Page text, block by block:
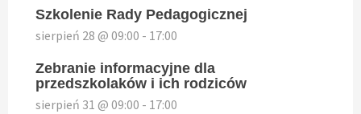
Szkolenie Rady Pedagogicznej
sierpień 28 @ 09:00 - 17:00
Zebranie informacyjne dla
przedszkolaków i ich rodziców
sierpień 31 @ 09:00 - 17:00